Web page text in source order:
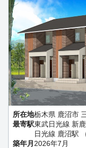
所在地栃木県 鹿沼市
最寄駅東武日光線 新
日光線 鹿沼駅
築年月2026年7月